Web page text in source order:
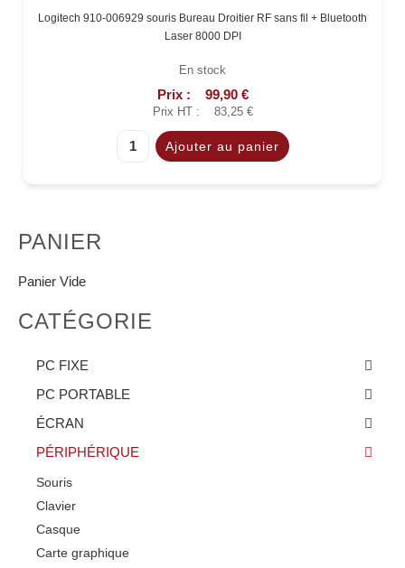
Logitech 910-006929 souris Bureau Droitier RF sans fil + Bluetooth
Laser 8000 DPI
En stock
Prix : 99,90 €
Prix HT : 83,25 €
PANIER
Panier Vide
CATÉGORIE
PC FIXE
PC PORTABLE
ÉCRAN
PÉRIPHÉRIQUE
Souris
Clavier
Casque
Carte graphique